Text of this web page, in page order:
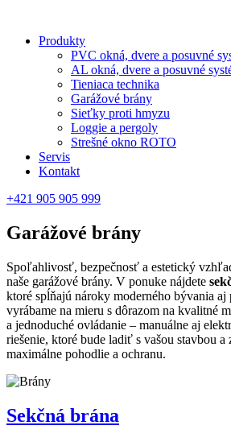
Produkty
PVC okná, dvere a posuvné
AL okná, dvere a posuvné
Tieniaca technika
Garážové brány
Sieťky proti hmyzu
Loggie a pergoly
Strešné okno ROTO
Servis
Kontakt
+421 905 905 999
Garážové brány
Spoľahlivosť, bezpečnosť a estetický
naše garážové brány. V ponuke nájdete
ktoré spĺňajú nároky moderného bývania
vyrábame na mieru s dôrazom na kvalitné
a jednoduché ovládanie – manuálne aj
riešenie, ktoré bude ladiť s vašou stavbou a
maximálne pohodlie a ochranu.
Sekčná brána